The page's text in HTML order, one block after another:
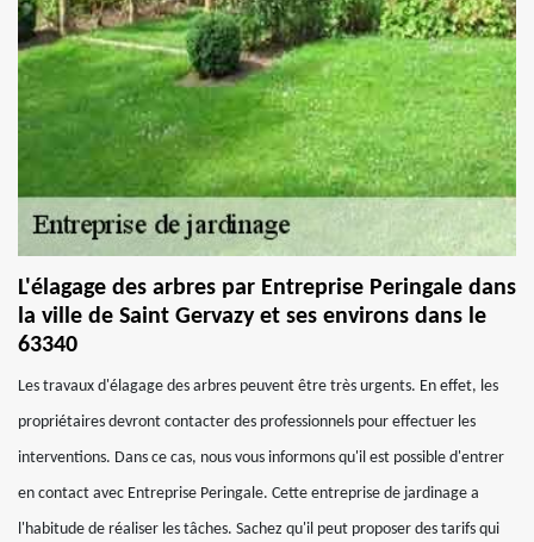
L'élagage des arbres par Entreprise Peringale dans
la ville de Saint Gervazy et ses environs dans le
63340
Les travaux d'élagage des arbres peuvent être très urgents. En effet, les
propriétaires devront contacter des professionnels pour effectuer les
interventions. Dans ce cas, nous vous informons qu'il est possible d'entrer
en contact avec Entreprise Peringale. Cette entreprise de jardinage a
l'habitude de réaliser les tâches. Sachez qu'il peut proposer des tarifs qui